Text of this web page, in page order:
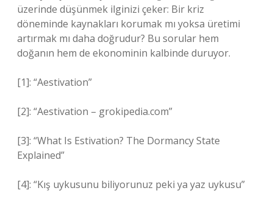
üzerinde düşünmek ilginizi çeker: Bir kriz
döneminde kaynakları korumak mı yoksa üretimi
artırmak mı daha doğrudur? Bu sorular hem
doğanın hem de ekonominin kalbinde duruyor.
[1]: “Aestivation”
[2]: “Aestivation – grokipedia.com”
[3]: “What Is Estivation? The Dormancy State
Explained”
[4]: “Kış uykusunu biliyorunuz peki ya yaz uykusu”